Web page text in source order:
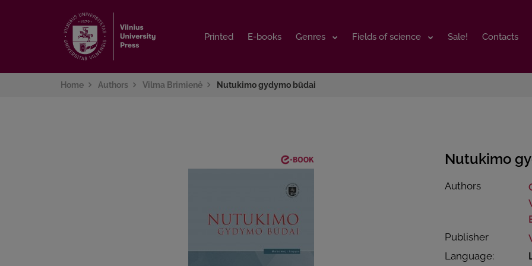
Printed E-books Genres Fields of science Sale! Contacts
Printed E-books Genres Fields of science Sale! Contacts
Home Authors Vilma Brimienė Nutukimo gydymo būdai
Nutukimo
Authors
Publisher
Language: